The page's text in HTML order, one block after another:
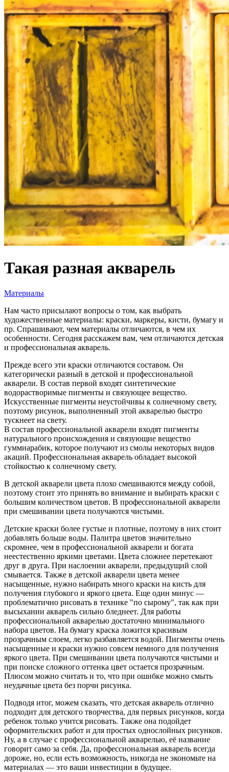
Такая разная акварель
Материалы
Нам часто присылают вопросы о том, как выбрать
художественные материалы: краски, маркеры, кисти, бумагу и
пр. Спрашивают, чем материалы отличаются, в чем их
особенности. Сегодня расскажем вам, чем отличаются детская
и профессиональная акварель.
Прежде всего эти краски отличаются составом. Он
категорически разный в детской и профессиональной
акварели. В состав первой входят синтетические
водорастворимые пигменты и связующее вещество.
Искусственные пигменты неустойчивы к солнечному свету,
поэтому рисунок, выполненный этой акварелью быстро
тускнеет на свету.
В состав профессиональной акварели входят пигменты
натурального происхождения и связующие вещество
гуммиарабик, которое получают из смолы некоторых видов
акаций. Профессиональная акварель обладает высокой
стойкостью к солнечному свету.
В детской акварели цвета плохо смешиваются между собой,
поэтому стоит это принять во внимание и выбирать краски с
большим количеством цветов. В профессиональной акварели
при смешивании цвета получаются чистыми.
Детские краски более густые и плотные, поэтому в них стоит
добавлять больше воды. Палитра цветов значительно
скромнее, чем в профессиональной акварели и богата
неестественно яркими цветами. Цвета сложнее перетекают
друг в друга. При наслоении акварели, предыдущий слой
смывается. Также в детской акварели цвета менее
насыщенные, нужно набирать много краски на кисть для
получения глубокого и яркого цвета. Еще один минус —
проблематично рисовать в технике "по сырому", так как при
высыхании акварель сильно бледнеет. Для работы
профессиональной акварелью достаточно минимального
набора цветов. На бумагу краска ложится красивым
прозрачным слоем, легко разбавляется водой. Пигменты очень
насыщенные и краски нужно совсем немного для получения
яркого цвета. При смешивании цвета получаются чистыми и
при поиске сложного оттенка цвет остается прозрачным.
Плюсом можно считать и то, что при ошибке можно смыть
неудачные цвета без порчи рисунка.
Подводя итог, можем сказать, что детская акварель отлично
подходит для детского творчества, для первых рисунков, когда
ребенок только учится рисовать. Также она подойдет
оформительских работ и для простых однослойных рисунков.
Ну, а в случае с профессиональной акварелью, её название
говорит само за себя. Да, профессиональная акварель всегда
дороже, но, если есть возможность, никогда не экономьте на
материалах — это ваши инвестиции в будущее.